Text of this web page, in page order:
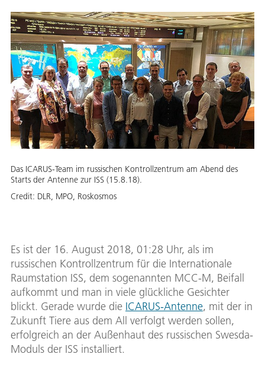
Das ICARUS-Team im russischen Kontrollzentrum am Abend des
Starts der Antenne zur ISS (15.8.18).
Credit: DLR, MPO, Roskosmos
Es ist der 16. August 2018, 01:28 Uhr, als im
russischen Kontrollzentrum für die Internationale
Raumstation ISS, dem sogenannten MCC-M, Beifall
aufkommt und man in viele glückliche Gesichter
blickt. Gerade wurde die ICARUS-Antenne, mit der in
Zukunft Tiere aus dem All verfolgt werden sollen,
erfolgreich an der Außenhaut des russischen Swesda-
Moduls der ISS installiert.